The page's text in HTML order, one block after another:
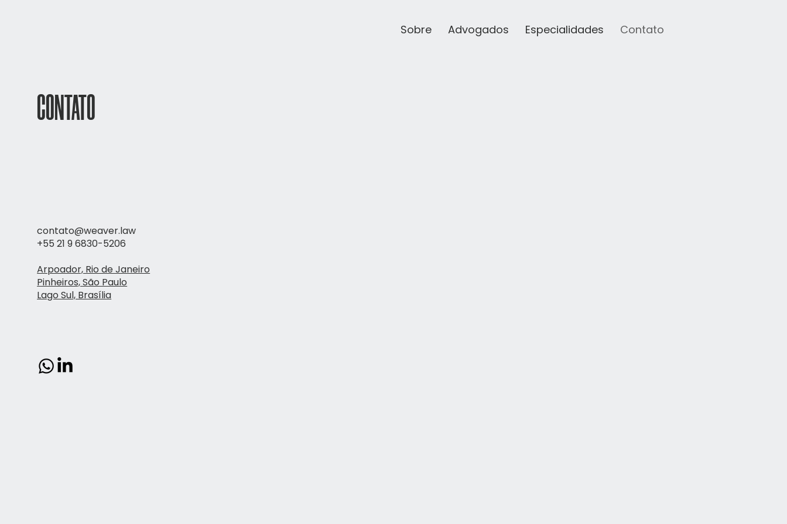
Sobre Advogados Especialidades Contato
CONTATO
contato@weaver.law
+55 21 9 6830-5206
Arpoador, Rio de Janeiro
Pinheiros, São Paulo
Lago Sul, Brasília